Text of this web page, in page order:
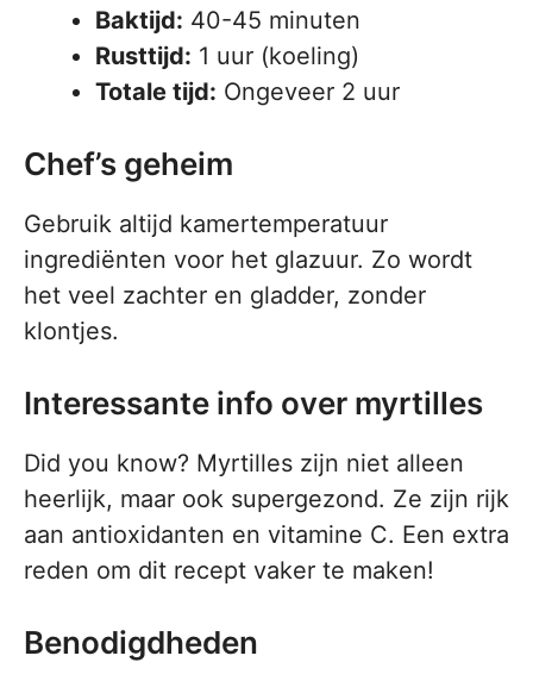
Baktijd: 40-45 minuten
Rusttijd: 1 uur (koeling)
Totale tijd: Ongeveer 2 uur
Chef’s geheim
Gebruik altijd kamertemperatuur
ingrediënten voor het glazuur. Zo wordt
het veel zachter en gladder, zonder
klontjes.
Interessante info over myrtilles
Did you know? Myrtilles zijn niet alleen
heerlijk, maar ook supergezond. Ze zijn rijk
aan antioxidanten en vitamine C. Een extra
reden om dit recept vaker te maken!
Benodigdheden